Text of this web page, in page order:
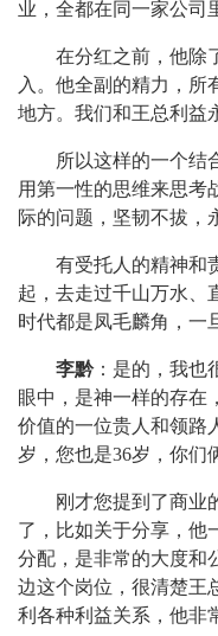
业，全都在同一家公司
在分红之前，他除
入。他全副的精力，所
地方。我们和王总利益
所以这样的一个结
用第一性的思维来思考
际的问题，坚韧不拔，
有受托人的精神和
起，去走过千山万水、
时代都是凤毛麟角，一
李黔：是的，我也
眼中，是神一样的存在
价值的一位贵人和领路
岁，您也是36岁，你们
刚才您提到了商业
了，比如关于分享，他
分配，是非常的大度和
边这个岗位，很清楚王
利各种利益关系，他非